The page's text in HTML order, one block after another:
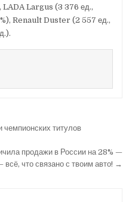
LADA Largus (3 376 ед.,
Renault Duster (2 557 ед.,
чемпионских титулов
продажи в России на 28% —
что связано с твоим авто! →